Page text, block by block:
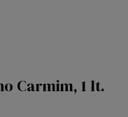
Carmim, 1 lt.